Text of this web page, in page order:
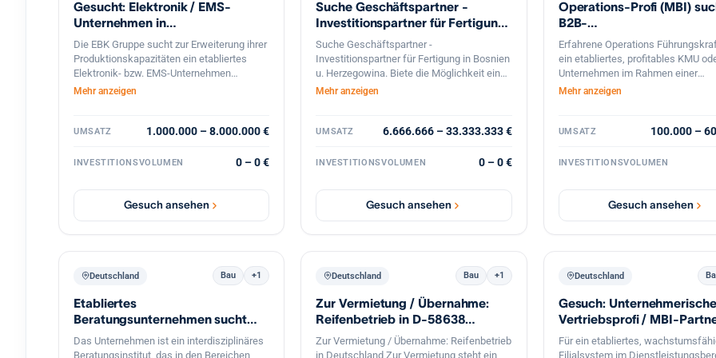
wird ein Investor oder strategischer Partner
zur Weiterentwicklung der Marke,
zum Ausbau neuer Geschäftsbereiche im
Food und Erlebnisbereich.
Inhabers ist selbstverständlich, ein
gleitender Übergang oder eine zeitweise
Transaktion finanziere ich aus Eigenmitteln
in Verbindung mit einem festen privaten
Investorenkreis, der bei zusätzlichem
Bedarf Eigenkapital von bis zu 3 Millionen
umsetzen. Eine
ich selbstverständlich gern. Ich freue mich
Gesucht: Elektronik / EMS-
Unternehmen in
Berlin/Brandenburg
Die EBK Gruppe sucht zur Erweiterung ihrer
Produktionskapazitäten ein etabliertes
Elektronik- bzw. EMS-Unternehmen
(Electronic Manufacturing Services) in
mit Schwerpunkt auf der Fertigung und
Leiterplatten (SMD/THT) sowie
sind Unternehmen mit eingespieltem Team,
bestehendem Kundenstamm und Potenzial
für die Serien- und On-Demand-Produktion.
Mehr anzeigen
UMSATZ 1.000.000 – 8.000.000 €
INVESTITIONSVOLUMEN 0 – 0 €
Gesuch ansehen
Suche Geschäftspartner -
Investitionspartner für Fertigung
in Bosnien u. Herzego
Suche Geschäftspartner -
Investitionspartner für Fertigung in Bosnien
u. Herzegowina. Biete die Möglichkeit eines
Greenfield-Projekts – Interesse an einer
Umsetzung sprechen! ?? Falls Sie nur
machbar ist – zögern Sie nicht, mich zu
Mehr anzeigen
UMSATZ 6.666.666 – 33.333.333 €
INVESTITIONSVOLUMEN 0 – 0 €
Gesuch ansehen
Operations-Profi (MBI)
B2B-
Erfahrene Operations
ein etabliertes, profitables KMU
Unternehmen im Rahmen einer
strukturierten Nachfolge. Ziel ist
Fortführung des Lebenswerks des
Weiterentwicklung durch
Mehr anzeigen
UMSATZ 100.000 –
INVESTITIONSVOLUMEN
Gesuch ansehen
Deutschland Bau +1
Etabliertes
Beratungsunternehmen sucht
erfolgreiche Steuerkanzleien
Das Unternehmen ist ein interdisziplinäres
Beratungsinstitut, das in den Bereichen
Deutschland Bau +1
Zur Vermietung / Übernahme:
Reifenbetrieb in D-58638
Iserlohn
Zur Vermietung / Übernahme: Reifenbetrieb
in Deutschland Zur Vermietung steht ein
Deutschland
Gesuch:
Vertriebsprofi / MBI-
skalierbares Filialsy
Für ein etabliertes,
Filialsystem im